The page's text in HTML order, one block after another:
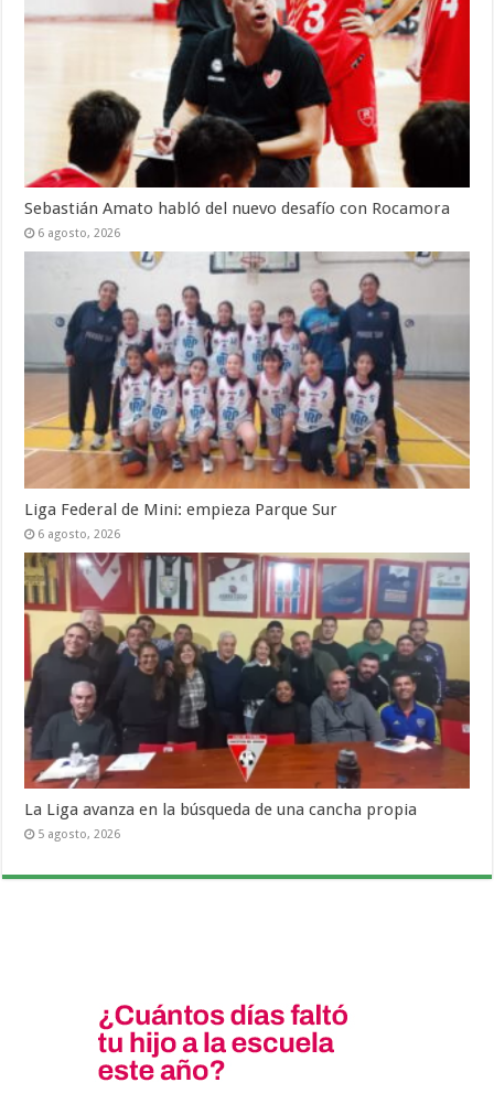
Sebastián Amato habló del nuevo desafío con Rocamora
6 agosto, 2026
Liga Federal de Mini: empieza Parque Sur
6 agosto, 2026
La Liga avanza en la búsqueda de una cancha propia
5 agosto, 2026